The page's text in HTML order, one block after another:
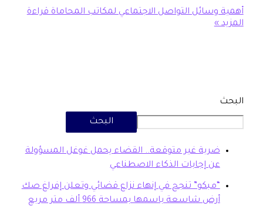
التواصل الاجتماعي لمكاتب المحاماةقراءة
غير متوقعة.. القضاء يحمل غوغل المسؤولة
إجابات الذكاء الاصطناعي
تنجح في إنهاء نزاع قضائي وتعلن إفراغ صك
شاسعة باسمها بمساحة 966 ألف متر مربع